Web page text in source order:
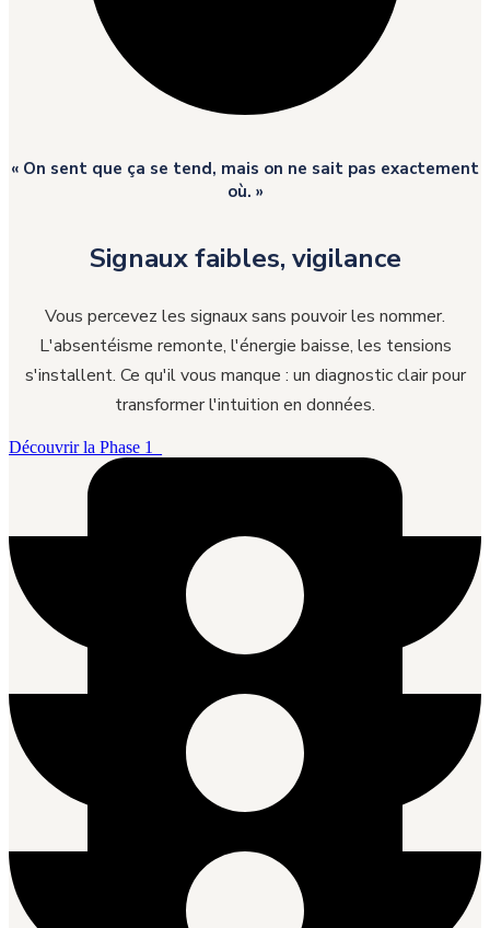
« On sent que ça se tend, mais on ne sait pas exactement
où. »
Signaux faibles, vigilance
Vous percevez les signaux sans pouvoir les nommer.
L'absentéisme remonte, l'énergie baisse, les tensions
s'installent. Ce qu'il vous manque : un diagnostic clair pour
transformer l'intuition en données.
Découvrir la Phase 1_